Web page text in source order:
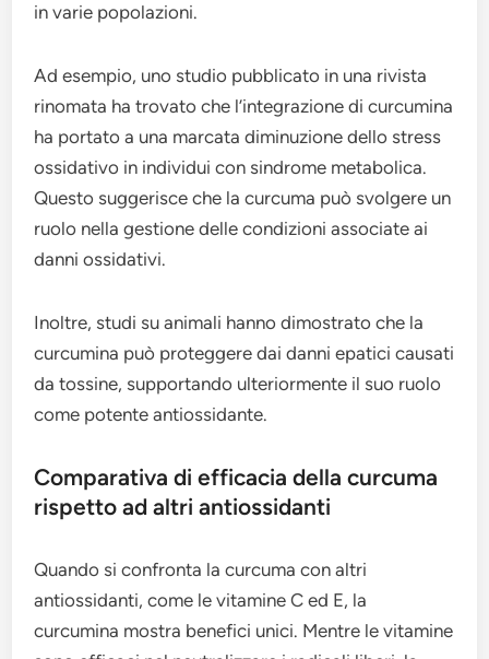
in varie popolazioni.
Ad esempio, uno studio pubblicato in una rivista
rinomata ha trovato che l’integrazione di curcumina
ha portato a una marcata diminuzione dello stress
ossidativo in individui con sindrome metabolica.
Questo suggerisce che la curcuma può svolgere un
ruolo nella gestione delle condizioni associate ai
danni ossidativi.
Inoltre, studi su animali hanno dimostrato che la
curcumina può proteggere dai danni epatici causati
da tossine, supportando ulteriormente il suo ruolo
come potente antiossidante.
Comparativa di efficacia della curcuma
rispetto ad altri antiossidanti
Quando si confronta la curcuma con altri
antiossidanti, come le vitamine C ed E, la
curcumina mostra benefici unici. Mentre le vitamine